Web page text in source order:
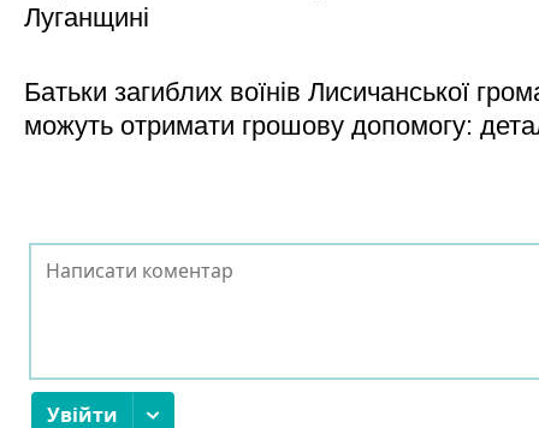
Луганщині
Батьки загиблих воїнів Лисичанської
можуть отримати грошову допомогу: